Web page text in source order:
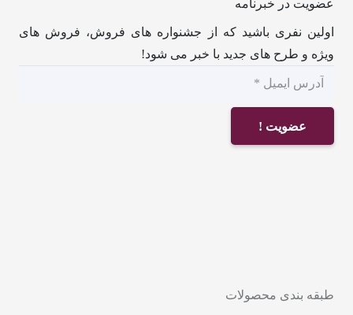
عضویت در خبرنامه
اولین نفری باشید که از جشنواره های فروش، فروش های
ویژه و طرح های جدید با خبر می شود!
عضویت !
طبقه بندی محصولات